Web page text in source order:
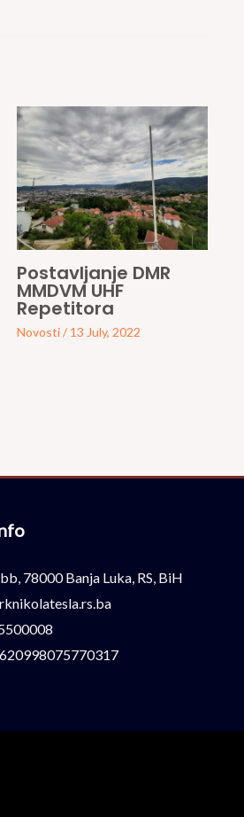
Postavljanje DMR
MMDVM UHF
Repetitora
Novosti/ 13 July, 2022
78000 Banja Luka, RS, BiH